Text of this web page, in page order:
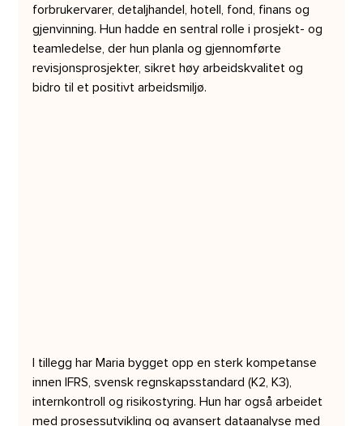
forbrukervarer, detaljhandel, hotell, fond, finans og
gjenvinning. Hun hadde en sentral rolle i prosjekt- og
teamledelse, der hun planla og gjennomførte
revisjonsprosjekter, sikret høy arbeidskvalitet og
bidro til et positivt arbeidsmiljø.
I tillegg har Maria bygget opp en sterk kompetanse
innen IFRS, svensk regnskapsstandard (K2, K3),
internkontroll og risikostyring. Hun har også arbeidet
med prosessutvikling og avansert dataanalyse med